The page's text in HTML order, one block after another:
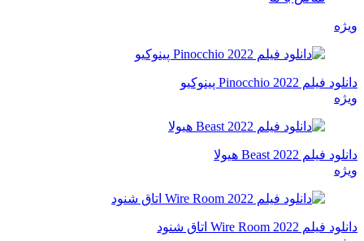
ویژه
دانلود فیلم Pinocchio 2022 پینوکیو
ویژه
دانلود فیلم Beast 2022 هیولا
ویژه
دانلود فیلم Wire Room 2022 اتاق شنود